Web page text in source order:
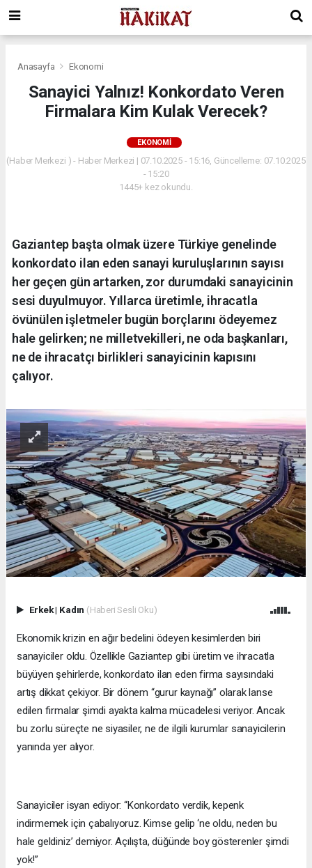
Anasayfa Ekonomi
Sanayici Yalnız! Konkordato Veren
Firmalara Kim Kulak Verecek?
EKONOMI
(Haber Merkezi ) - Haber Merkezi | 07.10.2025 - 15:16, Güncelleme: 07.10.2025
- 15:20
1445+ kez okundu.
Gaziantep başta olmak üzere Türkiye genelinde
konkordato ilan eden sanayi kuruluşlarının sayısı
her geçen gün artarken, zor durumdaki sanayicinin
sesi duyulmuyor. Yıllarca üretimle, ihracatla
övünülen işletmeler bugün borçlarını ödeyemez
hale gelirken; ne milletvekilleri, ne oda başkanları,
ne de ihracatçı birlikleri sanayicinin kapısını
çalıyor.
Erkek| Kadın (Haberi Sesli Oku)
Ekonomik krizin en ağır bedelini ödeyen kesimlerden biri
sanayiciler oldu. Özellikle Gaziantep gibi üretim ve ihracatla
büyüyen şehirlerde, konkordato ilan eden firma sayısındaki
artış dikkat çekiyor. Bir dönem “gurur kaynağı” olarak lanse
edilen firmalar şimdi ayakta kalma mücadelesi veriyor. Ancak
bu zorlu süreçte ne siyasiler, ne de ilgili kurumlar sanayicilerin
yanında yer alıyor.
Sanayiciler isyan ediyor: “Konkordato verdik, kepenk
indirmemek için çabalıyoruz. Kimse gelip ‘ne oldu, neden bu
hale geldiniz’ demiyor. Açılışta, düğünde boy gösterenler şimdi
yok!”